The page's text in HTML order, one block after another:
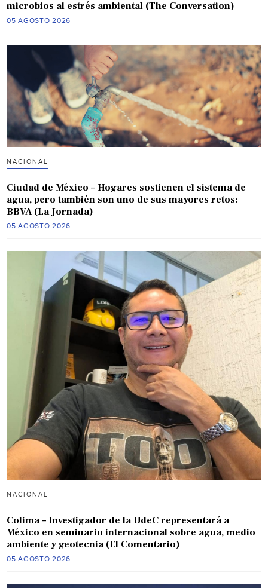
microbios al estrés ambiental (The Conversation)
05 AGOSTO 2026
NACIONAL
Ciudad de México – Hogares sostienen el sistema de
agua, pero también son uno de sus mayores retos:
BBVA (La Jornada)
05 AGOSTO 2026
NACIONAL
Colima – Investigador de la UdeC representará a
México en seminario internacional sobre agua, medio
ambiente y geotecnia (El Comentario)
05 AGOSTO 2026